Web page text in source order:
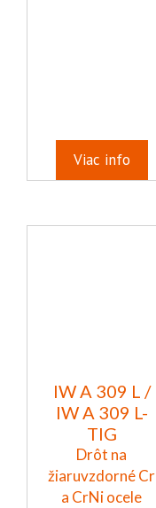
Viac info
IW A 309 L /
IW A 309 L-
TIG
Drôt na
žiaruvzdorné Cr
a CrNi ocele